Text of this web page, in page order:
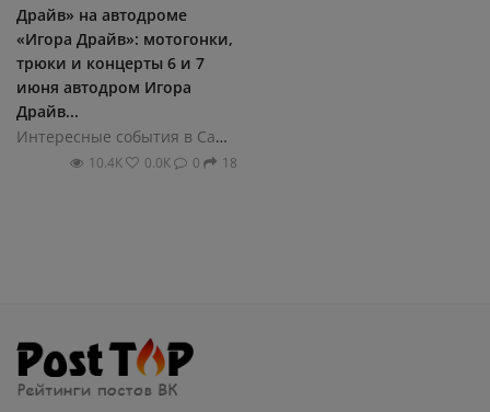
Драйв» на автодроме
«Игора Драйв»: мотогонки,
трюки и концерты 6 и 7
июня автодром Игора
Драйв...
Интересные события в Санкт-Петербурге
10.4К 0.0К 0 18